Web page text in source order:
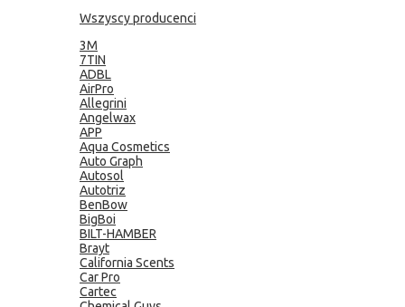
Wszyscy producenci
3M
7TIN
ADBL
AirPro
Allegrini
Angelwax
APP
Aqua Cosmetics
Auto Graph
Autosol
Autotriz
BenBow
BigBoi
BILT-HAMBER
Brayt
California Scents
Car Pro
Cartec